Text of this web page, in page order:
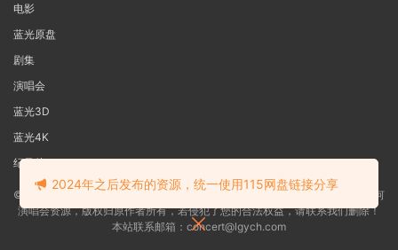
电影
蓝光原盘
剧集
演唱会
蓝光3D
蓝光4K
纪录片
©2022 蓝光电影网本站资源来源于网络用户网盘投稿，本站服务器不储存任何
演唱会资源，版权归原作者所有，若侵犯了您的合法权益，请联系我们删除！
本站联系邮箱：concert@lgych.com
2024年之后发布的资源，统一使用115网盘链接分享